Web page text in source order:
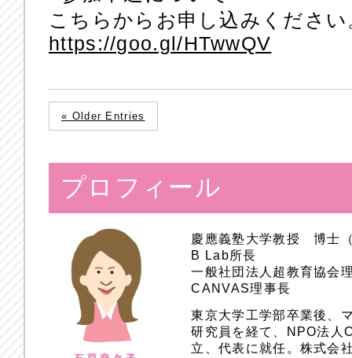
こちらからお申し込みください
https://goo.gl/HTwwQV
« Older Entries
プロフィール
慶應義塾大学教授 博士
B Lab所長
一般社団法人超教育協会
CANVAS理事長
東京大学工学部卒業後、
研究員を経て、NPO法人
立、代表に就任。株式会